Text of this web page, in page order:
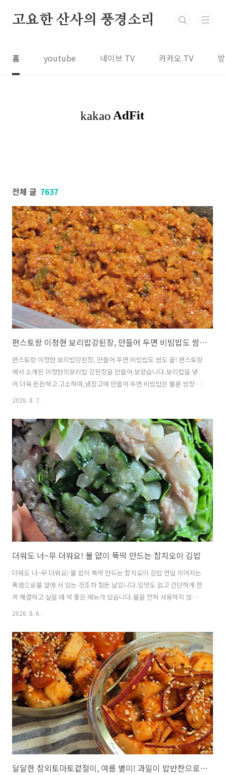
고요한 산사의 풍경소리
홈 youtube 네이브 TV 카카오 TV
전체 글 7637
편스토랑 이정현 보리밥강된장, 만들어 두면 비빔밥도 쌈도 끝!
편스토랑 이정현 보리밥강된장, 만들어 두면 비빔밥도 쌈도 끝! 편스토랑
에서 소개된 이정현의보리밥 강된장을 만들어 보았습니다.보리밥을 넣
어 더욱 든든하고 고소하며,냉장고에 만들어 두면 비빔밥은 물론 쌈장으
로도 활용할 수 있어아주 실용적인 밑반찬입니다.매콤하면서도 구수한
강된장레시피▶ 재료 (Ingredients)보리쌀 1컵 (1 cup barley)청양초 3
개 (3 Cheongyang chili peppers)대파 1대 (1 green onion)된장 5숟
가락 (5 tbsp soybean paste)고추장 2숟가락 (2 tbsp gochujang)고
춧가루 2숟가락 (2 tbsp red pepper flakes)식용유 약간 (C..
2026. 8. 7.
더워도 너~무 더워요! 불 없이 뚝딱 만드는 참치오이 김밥
더워도 너~무 더워요! 불 없이 뚝딱 만드는 참치오이 김밥 연일 이어지는
폭염으로불 앞에 서 있는 것조차 힘든 날입니다.입맛도 없고 간단하게 한
끼 해결하고 싶을 때 딱 좋은 메뉴가 있습니다.불을 전혀 사용하지 않고
도누구나 쉽게 만들 수 있는 참치오이 김밥입니다.아삭한 오이와 고소한
드는 김밥(No-Cook Kimbap)▶ 재료 (Ingredients)오이 2개 (2
cucumbers)김 4장 (4 sheets roasted seaweed)밥 2공기 (2 bowls
cooked rice)참치캔 1개 (1 can tuna)양파 1/2개 (1/2 onion)상추 한
줌 (1 handful lettuce)마요네즈 2숟가락 (2 tbs..
2026. 8. 6.
달달한 참외토마토겉절이, 여름 별미! 과일이 밥반찬으로 변신